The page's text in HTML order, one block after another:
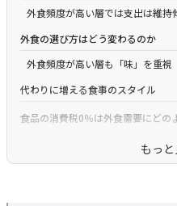
外食頻度が高い層では支出は維持
外食の選び方はどう変わるのか
外食頻度が高い層も「味」を重視
代わりに増える食事のスタイル
食品の消費税0％は外食需要にどの
もっと